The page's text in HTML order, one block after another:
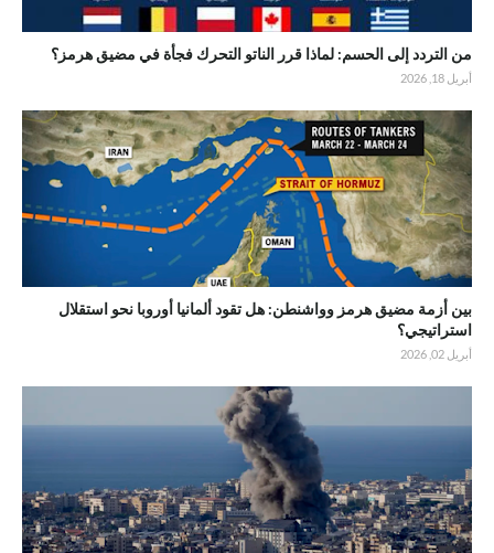
من التردد إلى الحسم: لماذا قرر الناتو التحرك فجأة في مضيق هرمز؟
أبريل 18, 2026
بين أزمة مضيق هرمز وواشنطن: هل تقود ألمانيا أوروبا نحو استقلال
استراتيجي؟
أبريل 02, 2026